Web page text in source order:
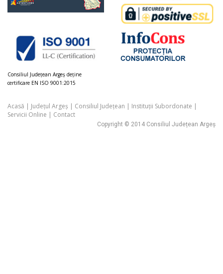
Consiliul Judeţean Argeș deţine
certificare EN ISO 9001:2015
Acasă | Județul Argeș | Consiliul Județean | Instituții Subordonate |
Servicii Online | Contact
Copyright © 2014 Consiliul Județean Argeș